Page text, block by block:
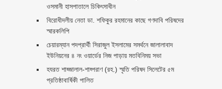
ওসমানী হাসপাতালে চিকিৎসাধীন
বিরোধীদলীয় নেতা ডা. শফিকুর রহমানের কাছে গণদাবি পরিষদের
স্মারকলিপি ‎
চেয়ারম্যান পদপ্রার্থী সিরাজুল ইসলামের সমর্থনে জালালাবাদ
ইউনিয়নের ৪ নং ওয়ার্ডের নিজ পাড়ায় মতবিনিময় সভা
হযরত শাহ্জালাল-শাহ্পরাণ (রহ.) স্মৃতি পরিষদ সিলেটের ৫ম
প্রতিষ্ঠাবার্ষিকী পালিত ‎​